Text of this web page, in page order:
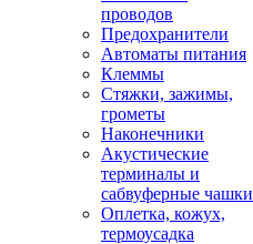
проводов
Предохранители
Автоматы питания
Клеммы
Стяжки, зажимы,
грометы
Наконечники
Акустические
терминалы и
сабвуферные чашки
Оплетка, кожух,
термоусадка